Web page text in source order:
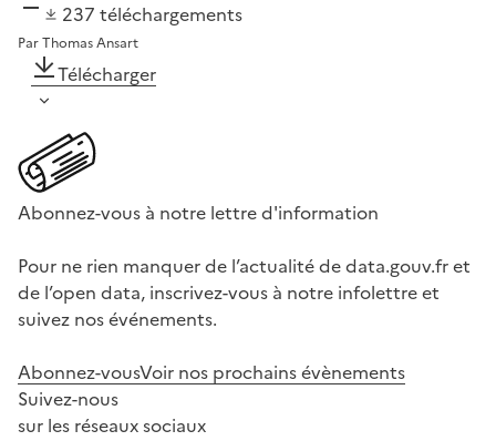
237 téléchargements
ParThomas Ansart
Télécharger
Abonnez-vous à notre lettre d'information
Pour ne rien manquer de l’actualité de data.gouv.fr et
de l’open data, inscrivez-vous à notre infolettre et
suivez nos événements.
Abonnez-vousVoir nos prochains évènements
Suivez-nous
sur les réseaux sociaux